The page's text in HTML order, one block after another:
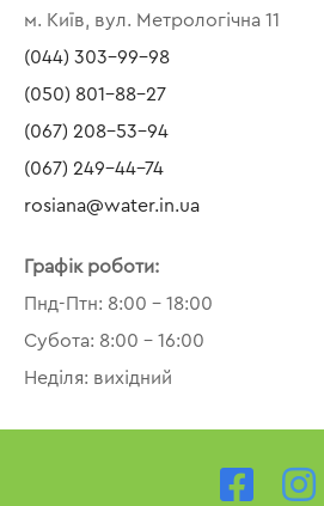
м. Київ, вул. Метрологічна 11
(044) 303-99-98
(050) 801-88-27
(067) 208-53-94
(067) 249-44-74
rosiana@water.in.ua
Графік роботи:
Пнд-Птн: 8:00 – 18:00
Субота: 8:00 – 16:00
Неділя: вихідний